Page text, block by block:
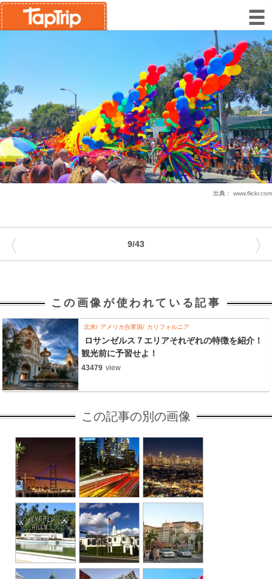
出典： www.flickr.com
9/43
〈 〉
この画像が使われている記事
北米 アメリカ合衆国 カリフォルニア
ロサンゼルス７エリアそれぞれの特徴を紹介！
観光前に予習せよ！
43479 view
この記事の別の画像